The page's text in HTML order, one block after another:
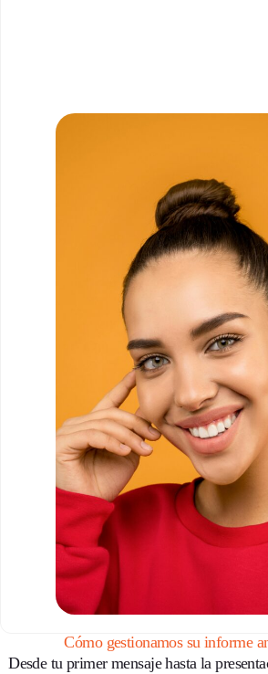
Cómo gestionamos su informe
Desde tu primer mensaje hasta la